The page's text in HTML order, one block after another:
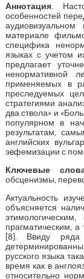
Аннотация.
особенностей
материале
специфика
языках с учетом
предлагает
ненормативной
применяемых в
преследуемых
стратегиями
два ствола» и
популярном в
результатам,
английских
эвфемизации с
Ключевые
обсценизмы,
Актуальность
объясняется
этимологическим,
прагматическим, а
[8]. Ввиду ряда
русского языка
время как в
относительно